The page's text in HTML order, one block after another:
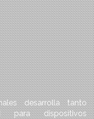
desarrolla tanto
para dispositivos